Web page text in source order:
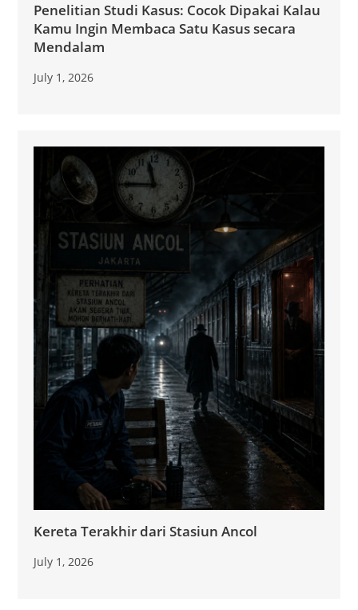
Penelitian Studi Kasus: Cocok Dipakai Kalau
Kamu Ingin Membaca Satu Kasus secara
Mendalam
July 1, 2026
Kereta Terakhir dari Stasiun Ancol
July 1, 2026